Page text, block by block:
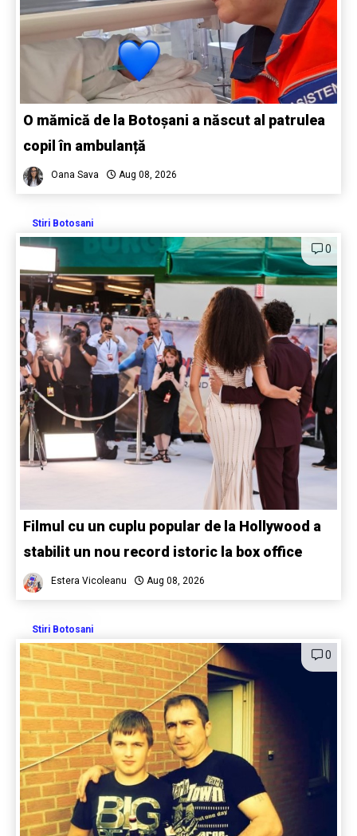
O mămică de la Botoșani a născut al patrulea
copil în ambulanță
Oana Sava Aug 08, 2026
Stiri Botosani
0
Filmul cu un cuplu popular de la Hollywood a
stabilit un nou record istoric la box office
Estera Vicoleanu Aug 08, 2026
Stiri Botosani
0